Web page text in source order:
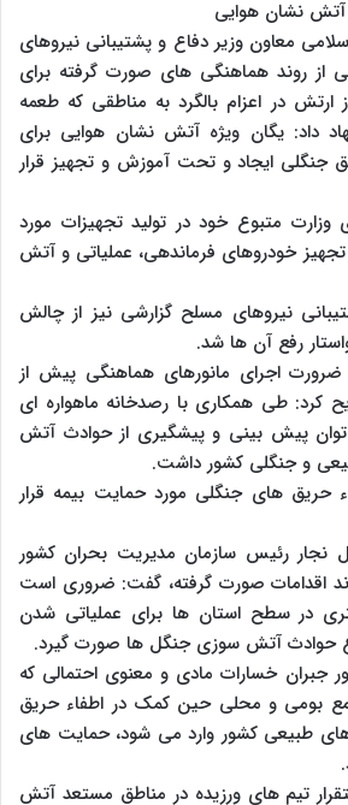
آتش نشان هوایی
معاون وزیر دفاع و پشتیبانی نیروهای
از روند هماهنگی های صورت گرفته برای
ارتش در اعزام بالگرد به مناطقی که طعمه
داد: یگان ویژه آتش نشان هوایی برای
جنگلی ایجاد و تحت آموزش و تجهیز قرار
متبوع خود در تولید تجهیزات مورد
تجهیز خودروهای فرماندهی، عملیاتی و آتش
نیروهای مسلح گزارشی نیز از چالش
رفع آن ها شد.
اجرای مانورهای هماهنگی پیش از
کرد: طی همکاری با رصدخانه ماهواره ای
پیش بینی و پیشگیری از حوادث آتش
و جنگلی کشور داشت.
حریق های جنگلی مورد حمایت بیمه قرار
نجار رئیس سازمان مدیریت بحران کشور
اقدامات صورت گرفته، گفت: ضروری است
در سطح استان ها برای عملیاتی شدن
حوادث آتش سوزی جنگل ها صورت گیرد.
جبران خسارات مادی و معنوی احتمالی که
بومی و محلی حین کمک در اطفاء حریق
طبیعی کشور وارد می شود، حمایت های
تیم های ورزیده در مناطق مستعد آتش